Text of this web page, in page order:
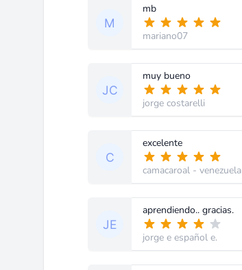
mb
mariano07
muy bueno
jorge costarelli
excelente
camacaroal - venezuela
aprendiendo.. gracias.
jorge e español e.